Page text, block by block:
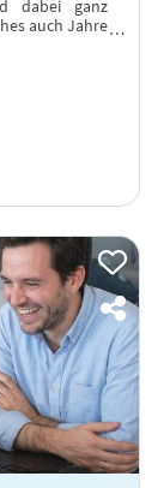
dabei ganz
auch Jahre